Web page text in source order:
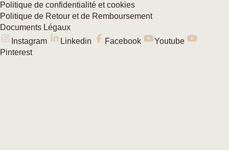
Politique de confidentialité et cookies
Politique de Retour et de Remboursement
Documents Légaux
Instagram
Linkedin Facebook
Youtube
Pinterest